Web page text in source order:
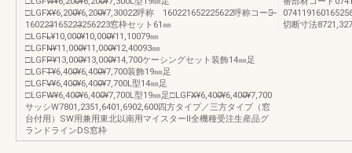
□LGFX̶̶¥6,200̶̶¥6,200̶̶¥7,30022呼称 160221652225622呼称コード̶̶
160223̶̶165223̶̶256223窓枠セット61㎜
□LGFL̶̶¥10,000̶̶¥10,000̶̶¥11,10079㎜
□LGFN̶̶¥11,000̶̶¥11,000̶̶¥12,40093㎜
□LGFP̶̶¥13,000̶̶¥13,000̶̶¥14,700ケーシングセット装飾14㎜足
□LGFT̶̶¥6,400̶̶¥6,400̶̶¥7,700装飾19㎜足
□LGFV̶̶¥6,400̶̶¥6,400̶̶¥7,700L型14㎜足
□LGFW̶̶¥6,400̶̶¥6,400̶̶¥7,700L型19㎜足□LGFX̶̶¥6,400̶̶¥6,400̶̶¥7,700
サッシW7801,2351,6401,6902,600四方タイプ／三方タイプ（窓
台付用）SW用兼用東北以南用マイスターⅡ全機種受注生産品グ
ランドラインDS窓枠
切断寸法